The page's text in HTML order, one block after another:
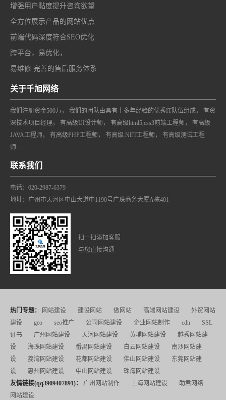
增强用户黏度提升咨询欲望
全方位展示产品的网站优点
前端代码深度符合SEO优化
跨平台，易优化，
易维修 完善的售后服务体系
关于千旭网络
我们注册资金500万， 我们的团队由具有十多年经验的优秀IT队伍组成， 有资
深技术项目经理， 有高级UI设计师， 有高级html5,css3前端工程师， 有高级
JAVA工程师， 有高级PHP工程师， 有高级.NET工程师， 有高级测试工程
师…
联系我们
电话：020-2987-6379
地址：广州市天河区中山大道中1190号广珠商务大厦A栋401
扫一扫添加客服
与您直接沟通
热门专题： 网站建设 建设网站 做网站 高端网站建设
外贸网站
建设
geo seo推广 公司网站建设 企业网站制作 cdn
SSL
证书
广州网站建设 天河网站建设 黄埔网站建设
越秀网站建
设
海珠网站建设 番禺网站建设 白云网站建设
南沙网站建
设
荔湾网站建设 花都网站建设 佛山网站建设
东莞网站建
设
惠州网站建设 中山网站建设
珠海网站建设
友情链接(qq3909407891)：
广州网站制作 上海网站建设
助君网络
网站建设